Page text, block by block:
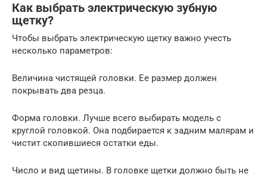
Как выбрать электрическую зубную
щетку?
Чтобы выбрать электрическую щетку важно учесть
несколько параметров:
Величина чистящей головки. Ее размер должен
покрывать два резца.
Форма головки. Лучше всего выбирать модель с
круглой головкой. Она подбирается к задним малярам и
чистит скопившиеся остатки еды.
Число и вид щетины. В головке щетки должно быть не